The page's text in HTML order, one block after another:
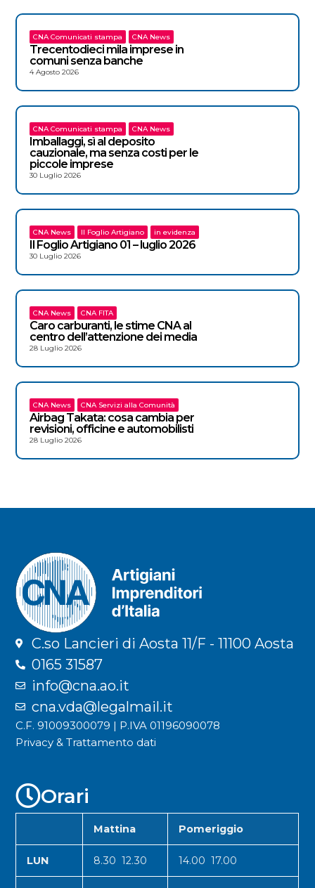
CNA Comunicati stampa CNA News
Trecentodieci mila imprese in
comuni senza banche
4 Agosto 2026
CNA Comunicati stampa CNA News
Imballaggi, sì al deposito
cauzionale, ma senza costi per le
piccole imprese
30 Luglio 2026
CNA News Il Foglio Artigiano in evidenza
Il Foglio Artigiano 01 – luglio 2026
30 Luglio 2026
CNA News CNA FITA
Caro carburanti, le stime CNA al
centro dell’attenzione dei media
28 Luglio 2026
CNA News CNA Servizi alla Comunità
Airbag Takata: cosa cambia per
revisioni, officine e automobilisti
28 Luglio 2026
C.so Lancieri di Aosta 11/F - 11100 Aosta
0165 31587
info@cna.ao.it
cna.vda@legalmail.it
C.F. 91009300079 | P.IVA 01196090078
Privacy & Trattamento dati
Orari
Mattina Pomeriggio
LUN 8.30 12.30 14.00 17.00